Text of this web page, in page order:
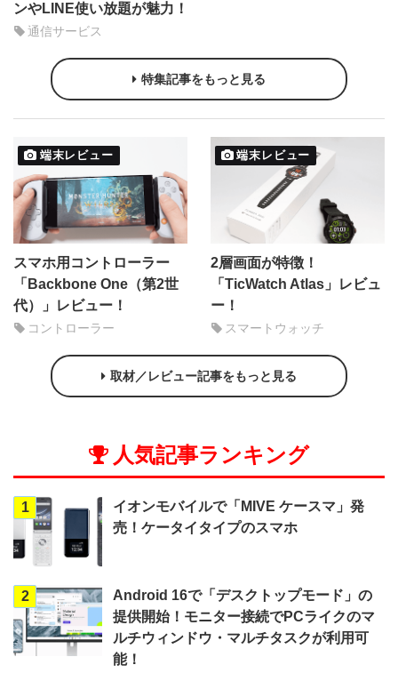
ンやLINE使い放題が魅力！
通信サービス
特集記事をもっと見る
端末レビュー
スマホ用コントローラー
「Backbone One（第2世
代）」レビュー！
コントローラー
端末レビュー
2層画面が特徴！
「TicWatch Atlas」レビュ
ー！
スマートウォッチ
取材／レビュー記事をもっと見る
人気記事ランキング
1
イオンモバイルで「MIVE ケースマ」発
売！ケータイタイプのスマホ
2
Android 16で「デスクトップモード」の
提供開始！モニター接続でPCライクのマ
ルチウィンドウ・マルチタスクが利用可
能！